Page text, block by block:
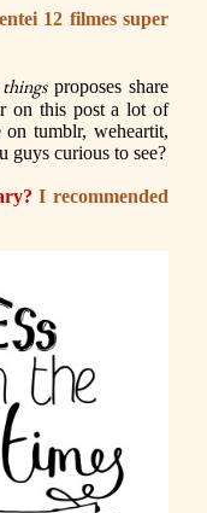
12 filmes super
proposes share
on this post a lot of
tumblr, weheartit,
guys curious to see?
I recommended